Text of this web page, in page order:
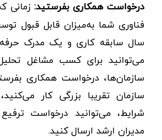
درخواست همکاری بفرستید: زمانی
سال سابقه کاری و یک مدرک
می‌توانید برای کسب مشاغل
سازمان‌ها، درخواست همکاری
سازمان تقریبا بزرگی کار
شرایط، می‌توانید درخواست
مدیران ارشد ارسال کنید.